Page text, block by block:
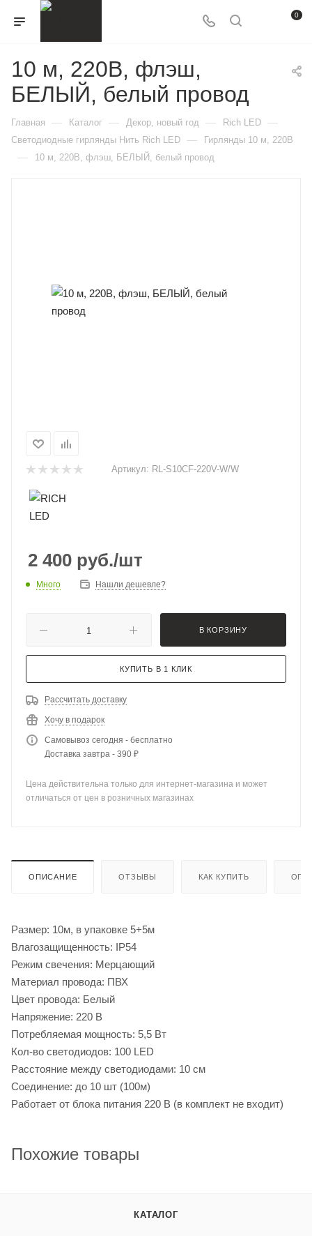
0
10 м, 220В, флэш,
БЕЛЫЙ, белый провод
Главная — Каталог — Декор, новый год — Rich LED —
Светодиодные гирлянды Нить Rich LED — Гирлянды 10 м, 220В
— 10 м, 220В, флэш, БЕЛЫЙ, белый провод
Артикул: RL-S10CF-220V-W/W
2 400 руб./шт
Много Нашли дешевле?
В КОРЗИНУ
КУПИТЬ В 1 КЛИК
Рассчитать доставку
Хочу в подарок
Самовывоз сегодня - бесплатно
Доставка завтра - 390 ₽
Цена действительна только для интернет-магазина и может
отличаться от цен в розничных магазинах
ОПИСАНИЕ ОТЗЫВЫ КАК КУПИТЬ
Размер: 10м, в упаковке 5+5м
Влагозащищенность: IP54
Режим свечения: Мерцающий
Материал провода: ПВХ
Цвет провода: Белый
Напряжение: 220 В
Потребляемая мощность: 5,5 Вт
Кол-во светодиодов: 100 LED
Расстояние между светодиодами: 10 см
Соединение: до 10 шт (100м)
Работает от блока питания 220 В (в комплект не входит)
Похожие товары
КАТАЛОГ